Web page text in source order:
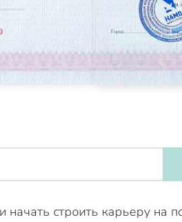
строить карьеру на